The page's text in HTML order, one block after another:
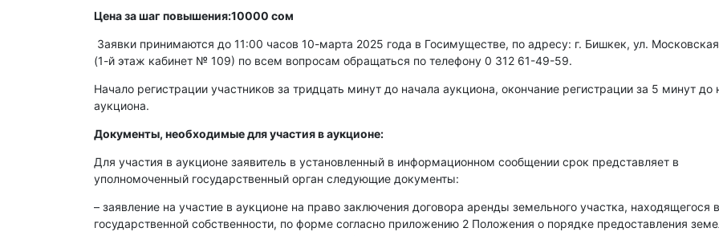
Цена за шаг повышения:10000 сом
Заявки принимаются до 11:00 часов 10-марта 2025 года в Госимуществе, по адресу: г. Бишкек, ул.
(1-й этаж кабинет № 109) по всем вопросам обращаться по телефону 0 312 61-49-59.
Начало регистрации участников за тридцать минут до начала аукциона, окончание регистрации за 5 минут до
аукциона.
Документы, необходимые для участия в аукционе:
Для участия в аукционе заявитель в установленный в информационном сообщении срок представляет в
уполномоченный государственный орган следующие документы:
– заявление на участие в аукционе на право заключения договора аренды земельного участка, находящегося в
государственной собственности, по форме согласно приложению 2 Положения о порядке предоставления